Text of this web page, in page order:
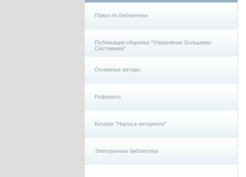
Поиск по библиотеке
Публикации сборника "Управление Большими
Системами"
Основные авторы
Рефераты
Каталог "Наука в интернете"
Электронные библиотеки